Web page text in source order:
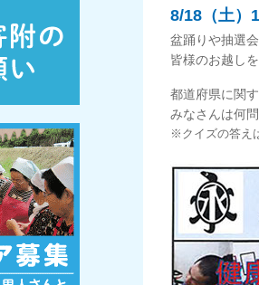
8/18（土）
盆踊りや抽選
皆様のお越し
都道府県に関
みなさんは何
※クイズの答え